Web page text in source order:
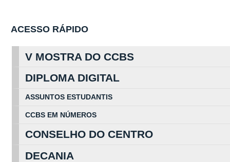
ACESSO RÁPIDO
V MOSTRA DO CCBS
DIPLOMA DIGITAL
ASSUNTOS ESTUDANTIS
CCBS EM NÚMEROS
CONSELHO DO CENTRO
DECANIA